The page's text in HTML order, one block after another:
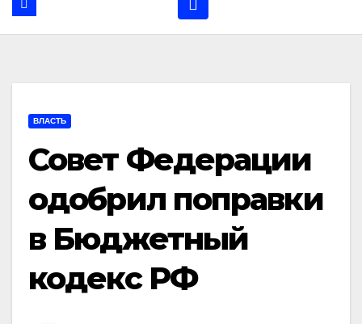
ВЛАСТЬ
Совет Федерации
одобрил поправки
в Бюджетный
кодекс РФ